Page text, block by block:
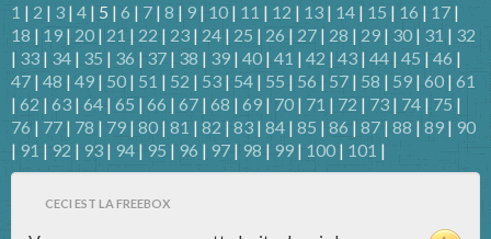
1 | 2 | 3 | 4 | 5 | 6 | 7 | 8 | 9 | 10 | 11 | 12 | 13 | 14 | 15 | 16 | 17 |
18 | 19 | 20 | 21 | 22 | 23 | 24 | 25 | 26 | 27 | 28 | 29 | 30 | 31 | 32
| 33 | 34 | 35 | 36 | 37 | 38 | 39 | 40 | 41 | 42 | 43 | 44 | 45 | 46 |
47 | 48 | 49 | 50 | 51 | 52 | 53 | 54 | 55 | 56 | 57 | 58 | 59 | 60 | 61
| 62 | 63 | 64 | 65 | 66 | 67 | 68 | 69 | 70 | 71 | 72 | 73 | 74 | 75 |
76 | 77 | 78 | 79 | 80 | 81 | 82 | 83 | 84 | 85 | 86 | 87 | 88 | 89 | 90
| 91 | 92 | 93 | 94 | 95 | 96 | 97 | 98 | 99 | 100 | 101 |
CECI EST LA FREEBOX